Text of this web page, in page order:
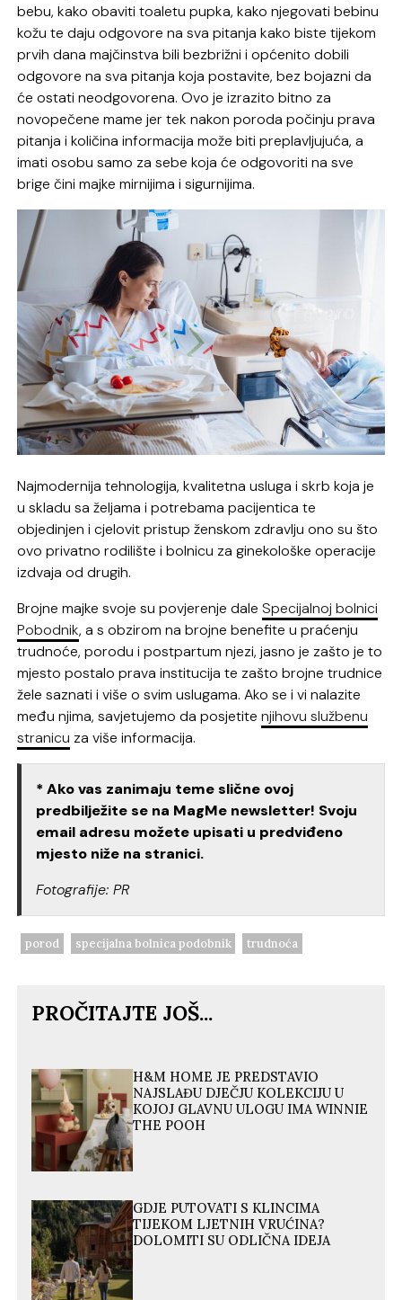
bebu, kako obaviti toaletu pupka, kako njegovati bebinu
kožu te daju odgovore na sva pitanja kako biste tijekom
prvih dana majčinstva bili bezbrižni i općenito dobili
odgovore na sva pitanja koja postavite, bez bojazni da
će ostati neodgovorena. Ovo je izrazito bitno za
novopečene mame jer tek nakon poroda počinju prava
pitanja i količina informacija može biti preplavljujuća, a
imati osobu samo za sebe koja će odgovoriti na sve
brige čini majke mirnijima i sigurnijima.
Najmodernija tehnologija, kvalitetna usluga i skrb koja je
u skladu sa željama i potrebama pacijentica te
objedinjen i cjelovit pristup ženskom zdravlju ono su što
ovo privatno rodilište i bolnicu za ginekološke operacije
izdvaja od drugih.
Brojne majke svoje su povjerenje daleSpecijalnoj bolnici
Pobodnik, a s obzirom na brojne benefite u praćenju
trudnoće, porodu i postpartum njezi, jasno je zašto je to
mjesto postalo prava institucija te zašto brojne trudnice
žele saznati i više o svim uslugama. Ako se i vi nalazite
među njima, savjetujemo da posjetitenjihovu službenu
stranicu za više informacija.
* Ako vas zanimaju teme slične ovoj
predbilježite se na MagMe newsletter! Svoju
email adresu možete upisati u predviđeno
mjesto niže na stranici.
Fotografije: PR
porod specijalna bolnica podobnik trudnoća
PROČITAJTE JOŠ...
H&M HOME JE PREDSTAVIO
NAJSLAĐU DJEČJU KOLEKCIJU U
KOJOJ GLAVNU ULOGU IMA WINNIE
THE POOH
GDJE PUTOVATI S KLINCIMA
TIJEKOM LJETNIH VRUĆINA?
DOLOMITI SU ODLIČNA IDEJA